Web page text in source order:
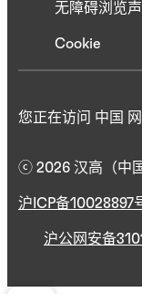
无障碍浏览
Cookie
ⓒ 2026 汉高（中
沪ICP备10028897
沪公网安备
您正在访问 中国